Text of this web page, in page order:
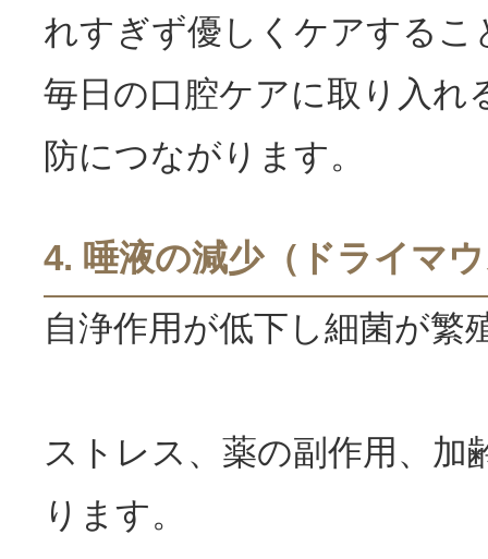
れすぎず優しくケアするこ
毎日の口腔ケアに取り入れ
防につながります。
4. 唾液の減少（ドライマ
自浄作用が低下し細菌が繁
ストレス、薬の副作用、加
ります。